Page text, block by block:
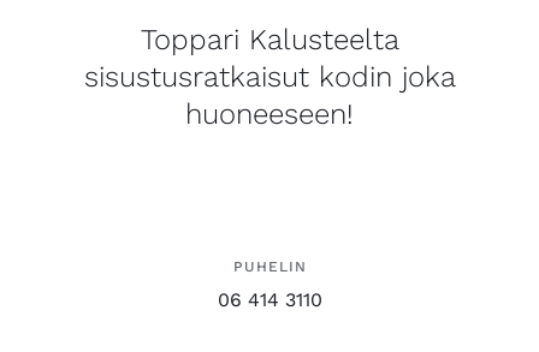
Toppari Kalusteelta
sisustusratkaisut kodin joka
huoneeseen!
PUHELIN
06 414 3110